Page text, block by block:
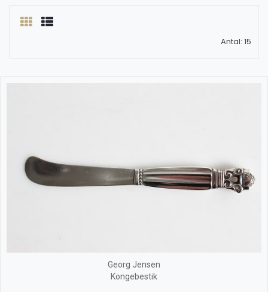
Antal: 15
Georg Jensen
Kongebestik